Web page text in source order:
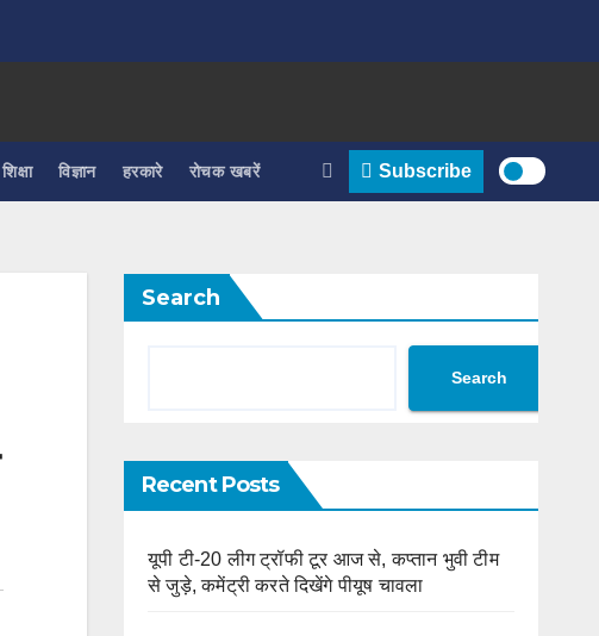
शिक्षा विज्ञान हरकारे रोचक खबरें Subscribe
Search
Search
Recent Posts
यूपी टी-20 लीग ट्रॉफी टूर आज से, कप्तान भुवी टीम
से जुड़े, कमेंट्री करते दिखेंगे पीयूष चावला